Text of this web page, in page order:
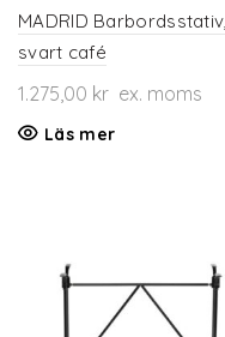
MADRID Barbordsstativ,
svart café
1.275,00 kr ex. moms
Läs mer